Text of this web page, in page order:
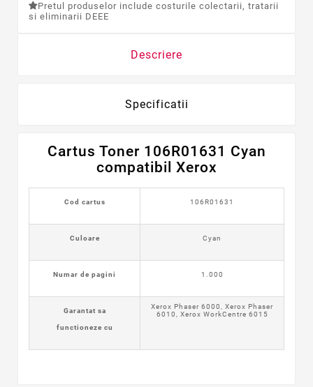
Pretul produselor include costurile colectarii, tratarii
si eliminarii DEEE
Descriere
Specificatii
Cartus Toner 106R01631 Cyan
compatibil Xerox
Cod cartus 106R01631
Culoare Cyan
Numar de pagini 1.000
Garantat sa
functioneze cu
Xerox Phaser 6000, Xerox Phaser
6010, Xerox WorkCentre 6015